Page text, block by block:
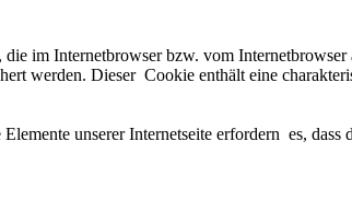
im Internetbrowser bzw. vom
werden. Dieser Cookie enthält eine
unserer Internetseite erfordern es,